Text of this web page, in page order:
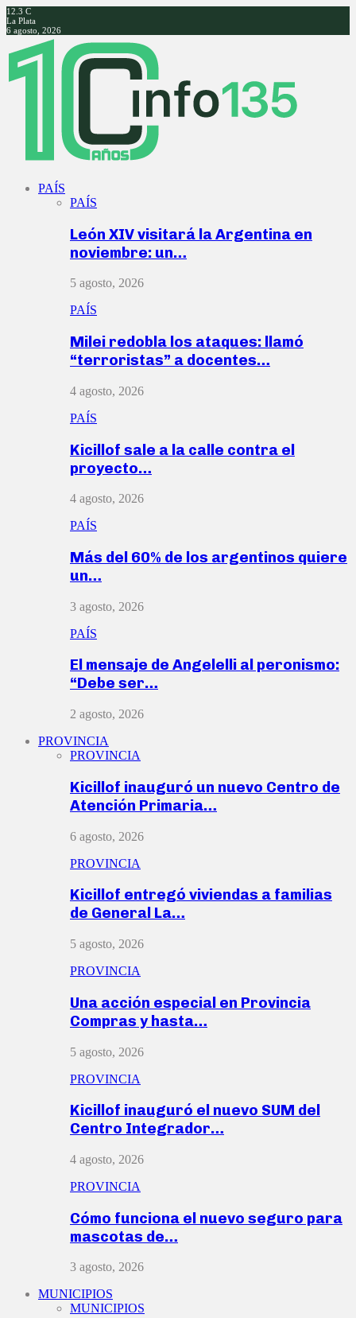
12.3 C
La Plata
6 agosto, 2026
Facebook
Twitter
Instagram
Youtube
PAÍS
PAÍS
León XIV visitará la Argentina en
noviembre: un…
5 agosto, 2026
PAÍS
Milei redobla los ataques: llamó
“terroristas” a docentes…
4 agosto, 2026
PAÍS
Kicillof sale a la calle contra el
proyecto…
4 agosto, 2026
PAÍS
Más del 60% de los argentinos quiere
un…
3 agosto, 2026
PAÍS
El mensaje de Angelelli al peronismo:
“Debe ser…
2 agosto, 2026
PROVINCIA
PROVINCIA
Kicillof inauguró un nuevo Centro de
Atención Primaria…
6 agosto, 2026
PROVINCIA
Kicillof entregó viviendas a familias
de General La…
5 agosto, 2026
PROVINCIA
Una acción especial en Provincia
Compras y hasta…
5 agosto, 2026
PROVINCIA
Kicillof inauguró el nuevo SUM del
Centro Integrador…
4 agosto, 2026
PROVINCIA
Cómo funciona el nuevo seguro para
mascotas de…
3 agosto, 2026
MUNICIPIOS
MUNICIPIOS